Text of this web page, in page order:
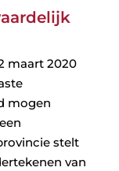
maart 2020
mogen
stelt
van